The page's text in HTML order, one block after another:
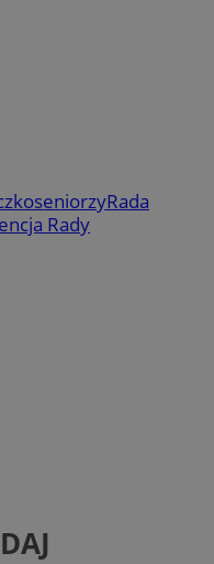
seniorzyRada
Rady